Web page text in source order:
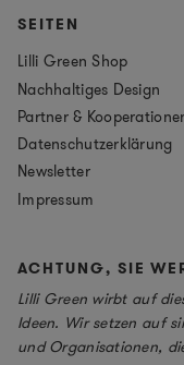
SEITEN
Lilli Green Shop
Nachhaltiges Design
Partner &
Datenschutzerklärung
Newsletter
Impressum
ACHTUNG, SIE
Lilli Green wirbt auf
Ideen. Wir setzen auf
und Organisationen,